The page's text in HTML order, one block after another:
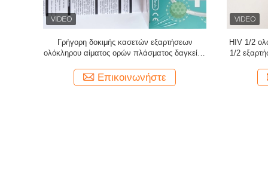
HIV 1/2 ενιαία συσκευασία εξαρτήσεων
εξετάσεων αίματος του AIDS τον ιό γρήγορη
Επικοινωνήστε
15 λεπτά
ορού